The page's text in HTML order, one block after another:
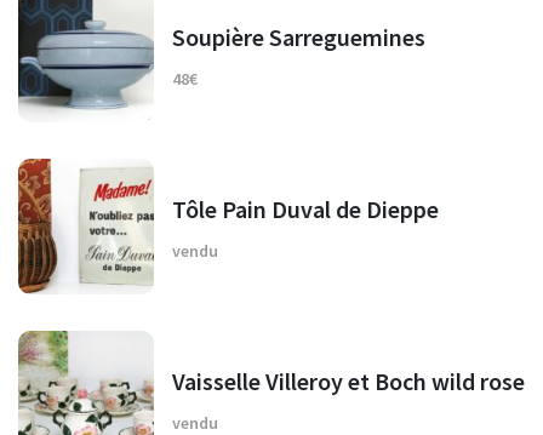
Soupière Sarreguemines
48€
Tôle Pain Duval de Dieppe
vendu
Vaisselle Villeroy et Boch wild rose
vendu